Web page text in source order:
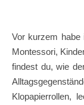
Vor kurzem habe ich mein zweites Buch „45 Spielideen nach
Montessori,
findest du, wie
Klopapierrollen,